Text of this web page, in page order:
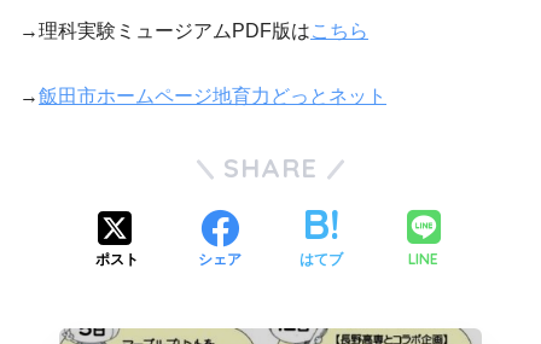
→理科実験ミュージアムPDF版はこちら
→飯田市ホームページ地育力どっとネット
SHARE
ポスト シェア はてブ LINE